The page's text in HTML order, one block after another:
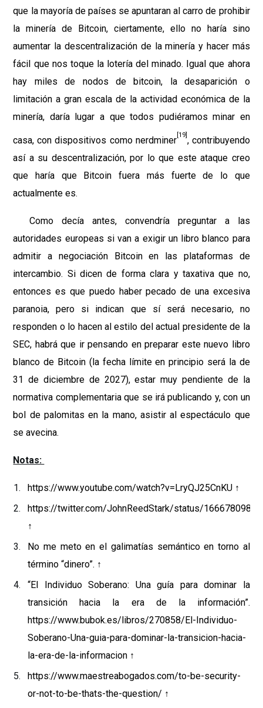
que la mayoría de países se apuntaran al carro de prohibir
la minería de Bitcoin, ciertamente, ello no haría sino
aumentar la descentralización de la minería y hacer más
fácil que nos toque la lotería del minado. Igual que ahora
hay miles de nodos de bitcoin, la desaparición o
limitación a gran escala de la actividad económica de la
minería, daría lugar a que todos pudiéramos minar en
casa, con dispositivos como nerdminer
[19]
, contribuyendo
así a su descentralización, por lo que este ataque creo
que haría que Bitcoin fuera más fuerte de lo que
actualmente es.
Como decía antes, convendría preguntar a las
autoridades europeas si van a exigir un libro blanco para
admitir a negociación Bitcoin en las plataformas de
intercambio. Si dicen de forma clara y taxativa que no,
entonces es que puedo haber pecado de una excesiva
paranoia, pero si indican que sí será necesario, no
responden o lo hacen al estilo del actual presidente de la
SEC, habrá que ir pensando en preparar este nuevo libro
blanco de Bitcoin (la fecha límite en principio será la de
31 de diciembre de 2027), estar muy pendiente de la
normativa complementaria que se irá publicando y, con un
bol de palomitas en la mano, asistir al espectáculo que
se avecina.
Notas:
https://www.youtube.com/watch?v=LryQJ25CnKU ↑
https://twitter.com/JohnReedStark/status/
↑
No me meto en el galimatías semántico en torno al
término “dinero”. ↑
“El Individuo Soberano: Una guía para dominar la
transición hacia la era de la información”.
https://www.bubok.es/libros/270858/El-Individuo-
Soberano-Una-guia-para-dominar-la-transicion-hacia-
la-era-de-la-informacion ↑
https://www.maestreabogados.com/to-be-security-
or-not-to-be-thats-the-question/ ↑